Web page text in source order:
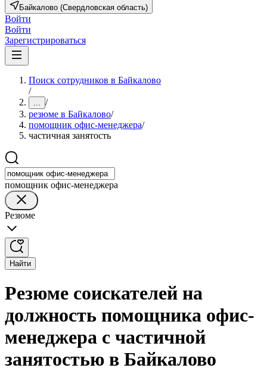
Байкалово (Свердловская область)
Войти
Войти
Зарегистрироваться
Поиск сотрудников в Байкалово
/
... /
резюме в Байкалово/
помощник офис-менеджера/
частичная занятость
помощник офис-менеджера
Резюме
Найти
Резюме соискателей на
должность помощника офис-
менеджера с частичной
занятостью в Байкалово